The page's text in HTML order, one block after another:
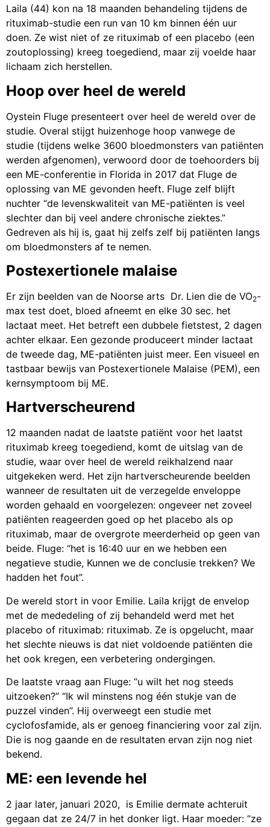
Laila (44) kon na 18 maanden behandeling tijdens de
rituximab-studie een run van 10 km binnen één uur
doen. Ze wist niet of ze rituximab of een placebo (een
zoutoplossing) kreeg toegediend, maar zij voelde haar
lichaam zich herstellen.
Hoop over heel de wereld
Oystein Fluge presenteert over heel de wereld over de
studie. Overal stijgt huizenhoge hoop vanwege de
studie (tijdens welke 3600 bloedmonsters van patiënten
werden afgenomen), verwoord door de toehoorders bij
een ME-conferentie in Florida in 2017 dat Fluge de
oplossing van ME gevonden heeft. Fluge zelf blijft
nuchter “de levenskwaliteit van ME-patiënten is veel
slechter dan bij veel andere chronische ziektes.”
Gedreven als hij is, gaat hij zelfs zelf bij patiënten langs
om bloedmonsters af te nemen.
Postexertionele malaise
Er zijn beelden van de Noorse arts Dr. Lien die de VO2-
max test doet, bloed afneemt en elke 30 sec. het
lactaat meet. Het betreft een dubbele fietstest, 2 dagen
achter elkaar. Een gezonde produceert minder lactaat
de tweede dag, ME-patiënten juist meer. Een visueel en
tastbaar bewijs van Postexertionele Malaise (PEM), een
kernsymptoom bij ME.
Hartverscheurend
12 maanden nadat de laatste patiënt voor het laatst
rituximab kreeg toegediend, komt de uitslag van de
studie, waar over heel de wereld reikhalzend naar
uitgekeken werd. Het zijn hartverscheurende beelden
wanneer de resultaten uit de verzegelde enveloppe
worden gehaald en voorgelezen: ongeveer net zoveel
patiënten reageerden goed op het placebo als op
rituximab, maar de overgrote meerderheid op geen van
beide. Fluge: “het is 16:40 uur en we hebben een
negatieve studie, Kunnen we de conclusie trekken? We
hadden het fout”.
De wereld stort in voor Emilie. Laila krijgt de envelop
met de mededeling of zij behandeld werd met het
placebo of rituximab: rituximab. Ze is opgelucht, maar
het slechte nieuws is dat niet voldoende patiënten die
het ook kregen, een verbetering ondergingen.
De laatste vraag aan Fluge: “u wilt het nog steeds
uitzoeken?” “Ik wil minstens nog één stukje van de
puzzel vinden”. Hij overweegt een studie met
cyclofosfamide, als er genoeg financiering voor zal zijn.
Die is nog gaande en de resultaten ervan zijn nog niet
bekend.
ME: een levende hel
2 jaar later, januari 2020, is Emilie dermate achteruit
gegaan dat ze 24/7 in het donker ligt. Haar moeder: “ze